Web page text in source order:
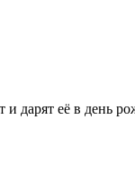
дарят её в день